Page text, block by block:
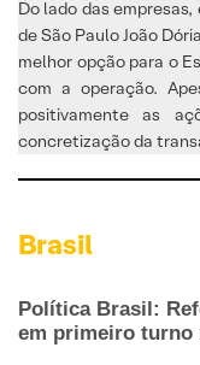
Do lado das
de São Paulo João
melhor opção para o
com a operação.
positivamente as
concretização da
Brasil
Política Brasil:
em primeiro turno